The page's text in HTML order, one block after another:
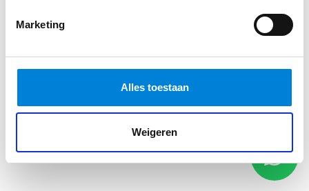
Marketing
Alles toestaan
Weigeren